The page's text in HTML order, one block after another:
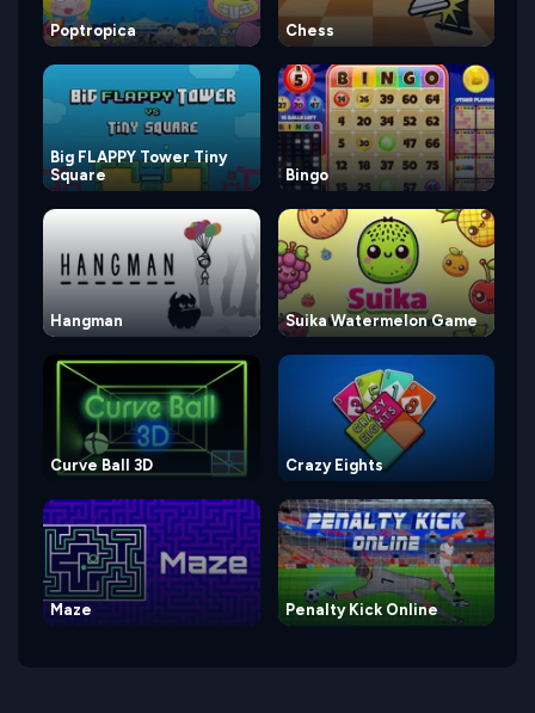
Poptropica Chess
Big FLAPPY Tower Tiny
Square
Bingo
Hangman Suika Watermelon Game
Curve Ball 3D Crazy Eights
Maze Penalty Kick Online